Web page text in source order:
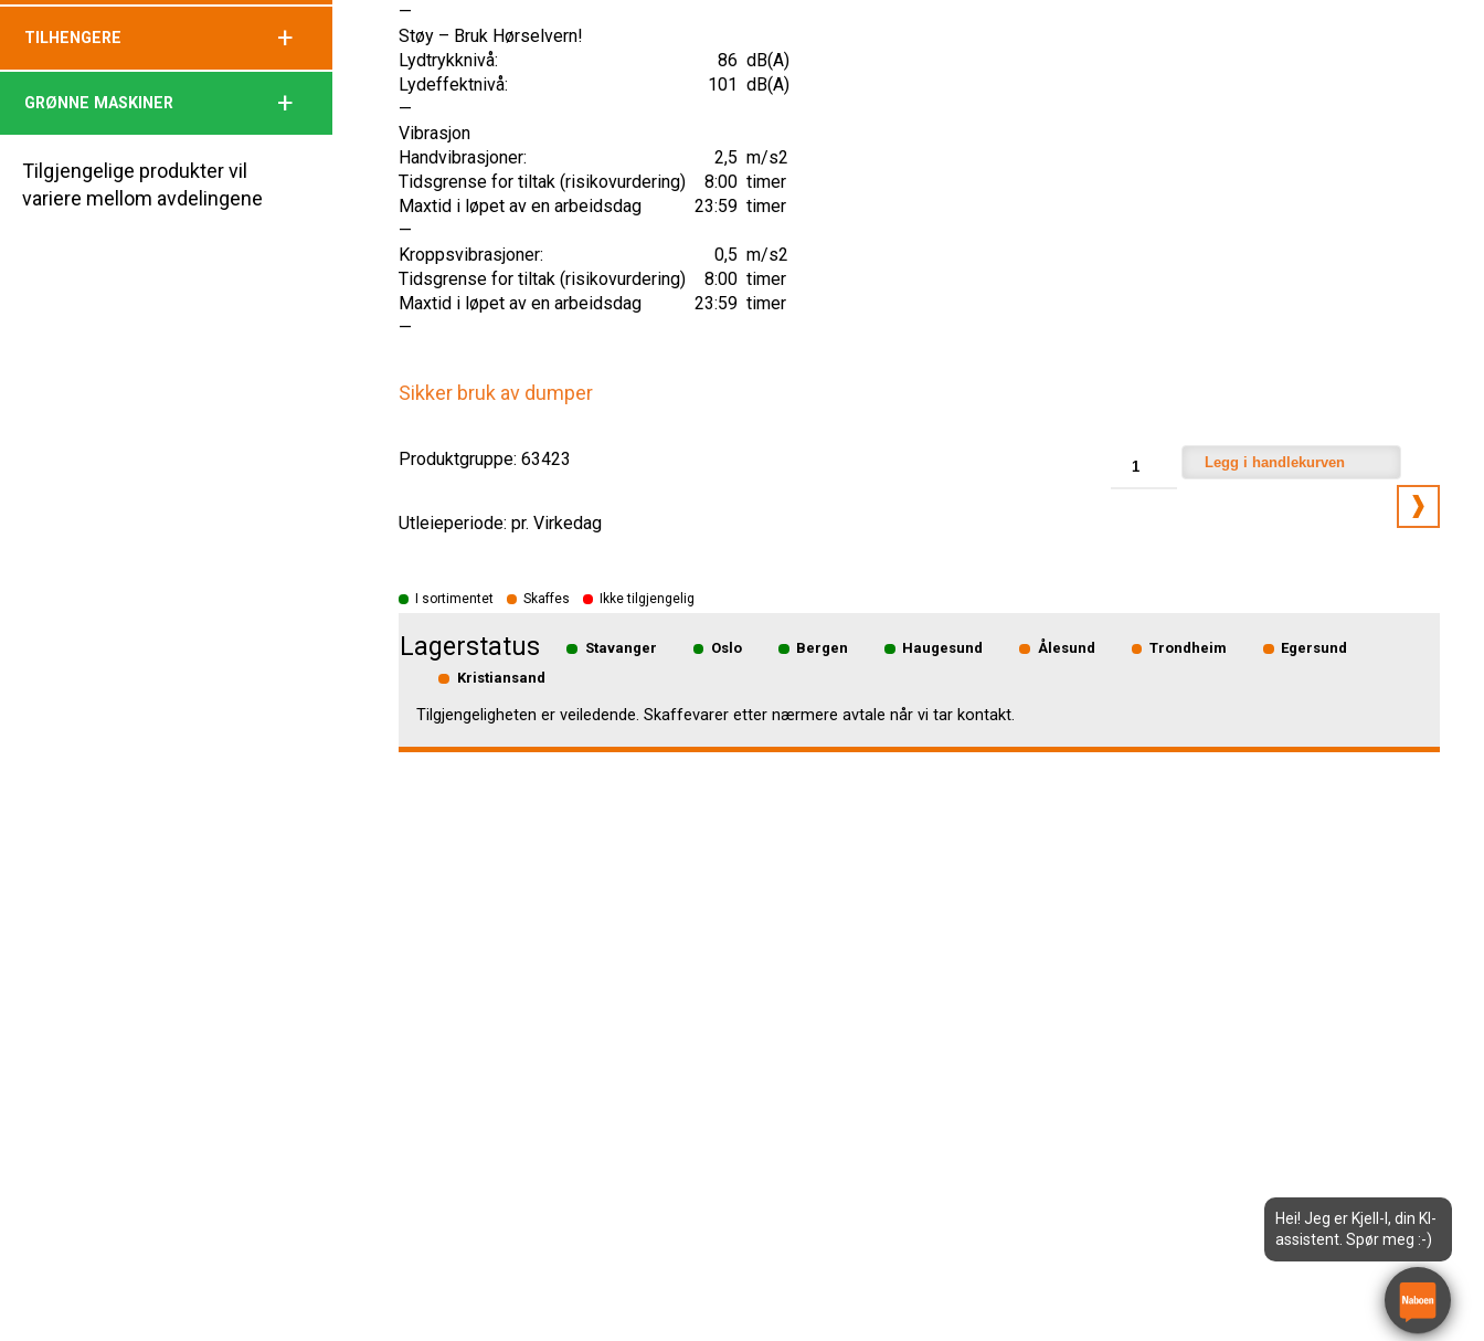
TILHENGERE +
GRØNNE MASKINER +
Tilgjengelige produkter vil
variere mellom avdelingene
—
Støy – Bruk Hørselvern!
Lydtrykknivå:
86 dB(A)
Lydeffektnivå:
101 dB(A)
—
Vibrasjon
Handvibrasjoner:
2,5 m/s2
Tidsgrense for tiltak (risikovurdering)
8:00 timer
Maxtid i løpet av en arbeidsdag
23:59 timer
—
Kroppsvibrasjoner:
0,5 m/s2
Tidsgrense for tiltak (risikovurdering)
8:00 timer
Maxtid i løpet av en arbeidsdag
23:59 timer
—
Sikker bruk av dumper
Produktgruppe: 63423
Utleieperiode: pr. Virkedag
Legg i handlekurven
I sortimentet Skaffes Ikke tilgjengelig
Lagerstatus Stavanger Oslo Bergen Haugesund Ålesund Trondheim
Egersund
Kristiansand
Tilgjengeligheten er veiledende. Skaffevarer etter nærmere avtale når vi tar kontakt.
Hei! Jeg er Kjell-I, din KI-
assistent. Spør meg :-)